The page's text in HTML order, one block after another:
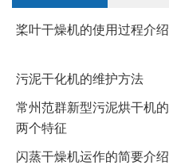
桨叶干燥机的使用过程介绍
污泥干化机的维护方法
常州范群新型污泥烘干机的
两个特征
闪蒸干燥机运作的简要介绍